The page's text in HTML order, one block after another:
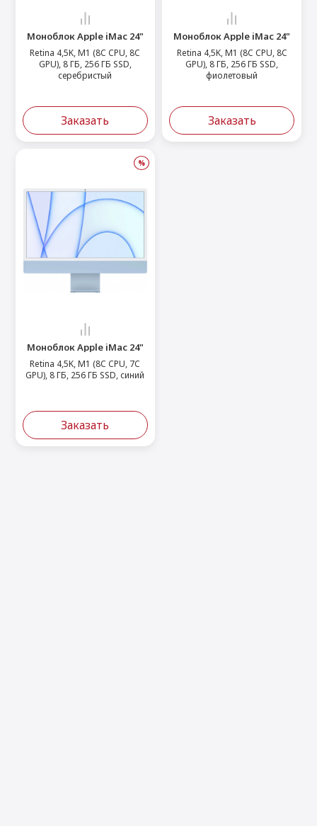
Моноблок Apple iMac 24"
Retina 4,5K, M1 (8C CPU, 8C
GPU), 8 ГБ, 256 ГБ SSD,
серебристый
Заказать
Моноблок Apple iMac 24"
Retina 4,5K, M1 (8C CPU, 8C
GPU), 8 ГБ, 256 ГБ SSD,
фиолетовый
Заказать
%
Моноблок Apple iMac 24"
Retina 4,5K, M1 (8C CPU, 7C
GPU), 8 ГБ, 256 ГБ SSD, синий
Заказать